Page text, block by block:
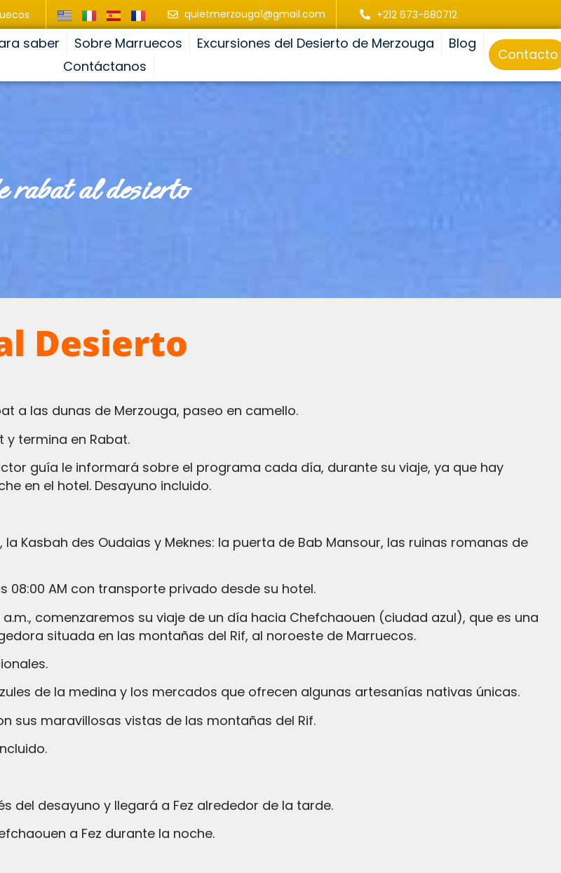
quietmerzouga1@gmail.com +212 673-680712
saber Sobre Marruecos Excursiones del Desierto de Merzouga
Blog
Contáctanos
Contacto
rabat al desierto
Desierto
a las dunas de Merzouga, paseo en camello.
y termina en Rabat.
en el hotel. Desayuno incluido.
08:00 AM con transporte privado desde su hotel.
situada en las montañas del Rif, al noroeste de Marruecos.
de la medina y los mercados que ofrecen algunas artesanías nativas únicas.
sus maravillosas vistas de las montañas del Rif.
del desayuno y llegará a Fez alrededor de la tarde.
a Fez durante la noche.